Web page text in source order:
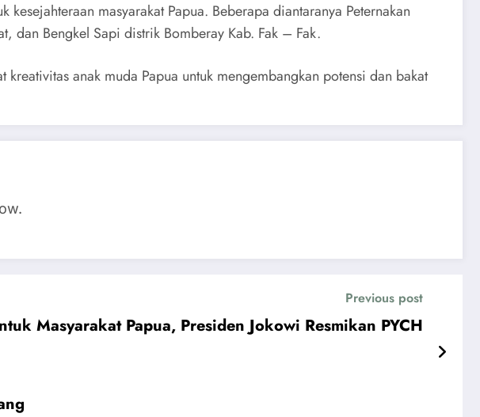
masyarakat Papua. Beberapa diantaranya Peternakan
dan Bengkel Sapi distrik Bomberay Kab. Fak – Fak.
anak muda Papua untuk mengembangkan potensi dan bakat
Previous post
Masyarakat Papua, Presiden Jokowi Resmikan PYCH